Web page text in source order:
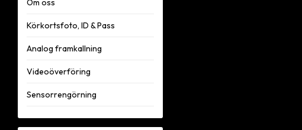
Om oss
Körkortsfoto, ID & Pass
Analog framkallning
Videoöverföring
Sensorrengörning